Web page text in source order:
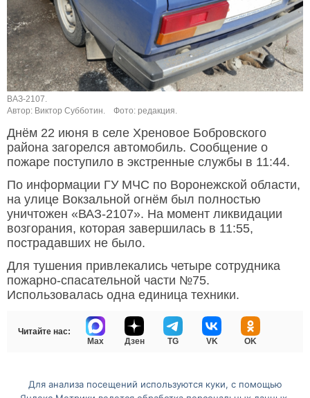
ВАЗ-2107.
Автор: Виктор Субботин.
Фото: редакция.
Днём 22 июня в селе Хреновое Бобровского
района загорелся автомобиль. Сообщение о
пожаре поступило в экстренные службы в 11:44.
По информации ГУ МЧС по Воронежской области,
на улице Вокзальной огнём был полностью
уничтожен «ВАЗ-2107». На момент ликвидации
возгорания, которая завершилась в 11:55,
пострадавших не было.
Для тушения привлекались четыре сотрудника
пожарно-спасательной части №75.
Использовалась одна единица техники.
Читайте нас:
Max
Дзен TG VK OK
Для анализа посещений используются куки, с помощью